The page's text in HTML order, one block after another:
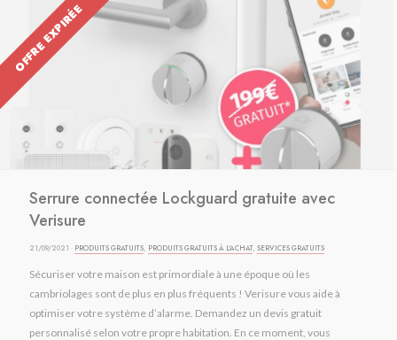
OFFRE EXPIRÉE
Serrure connectée Lockguard gratuite avec
Verisure
21/09/2021 · PRODUITS GRATUITS, PRODUITS GRATUITS À L'ACHAT, SERVICES GRATUITS
Sécuriser votre maison est primordiale à une époque où les
cambriolages sont de plus en plus fréquents ! Verisure vous aide à
optimiser votre système d’alarme. Demandez un devis gratuit
personnalisé selon votre propre habitation. En ce moment, vous